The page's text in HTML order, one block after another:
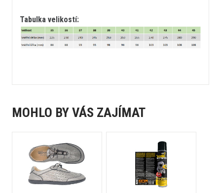
Tabulka velikostí:
MOHLO BY VÁS ZAJÍMAT